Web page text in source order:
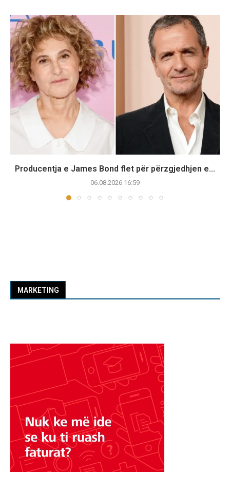
Producentja e James Bond flet për përzgjedhjen e...
06.08.2026 16:59
MARKETING